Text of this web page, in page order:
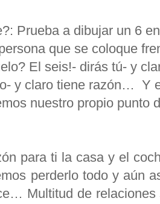
Prueba a dibujar un 6
que se coloque
El seis!- dirás tú- y
y claro tiene razón… Y
nuestro propio punto
para ti la casa y el
perderlo todo y aún
Multitud de